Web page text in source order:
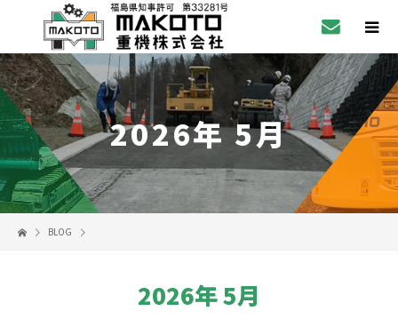
2026年 5月
BLOG
2026年 5月